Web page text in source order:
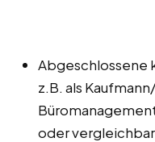
Abgeschlossene
z.B. als
oder